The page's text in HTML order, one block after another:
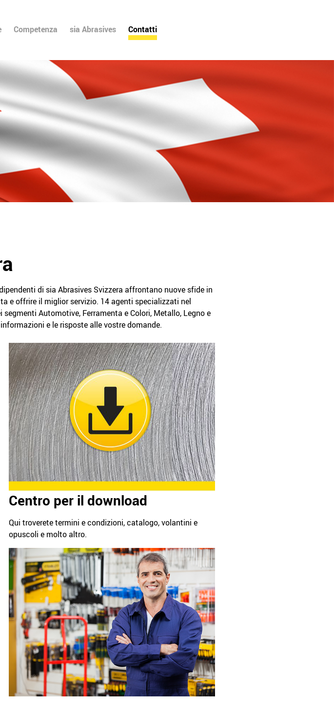
Competenza sia Abrasives Contatti
di sia Abrasives Svizzera affrontano nuove sfide in
e offrire il miglior servizio. 14 agenti specializzati nel
Automotive, Ferramenta e Colori, Metallo, Legno e
e le risposte alle vostre domande.
Centro per il download
Qui troverete termini e condizioni, catalogo, volantini e
opuscoli e molto altro.